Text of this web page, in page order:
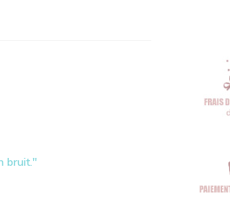
bruit."